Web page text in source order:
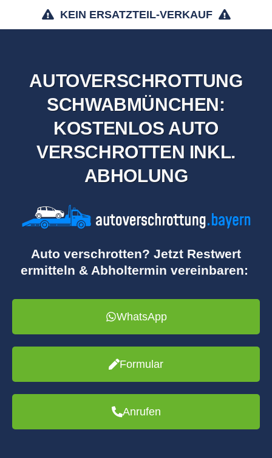
KEIN ERSATZTEIL-VERKAUF
AUTOVERSCHROTTUNG
SCHWABMÜNCHEN:
KOSTENLOS AUTO
VERSCHROTTEN INKL.
ABHOLUNG
Auto verschrotten? Jetzt Restwert
ermitteln & Abholtermin vereinbaren:
WhatsApp
Formular
Anrufen